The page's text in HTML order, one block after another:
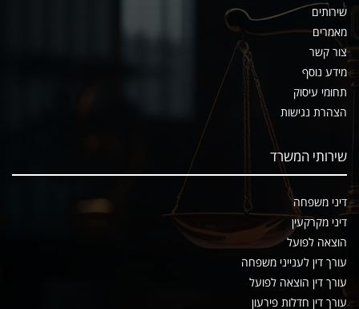
שירותים
מאמרים
צור קשר
מידע נוסף
תחומי עיסוק
הצהרת נגישות
שירותי המשרד
דיני משפחה
דיני מקרקעין
הוצאה לפועל
עורך דין לענייני משפחה
עורך דין הוצאה לפועל
עורך דין חדלות פירעון